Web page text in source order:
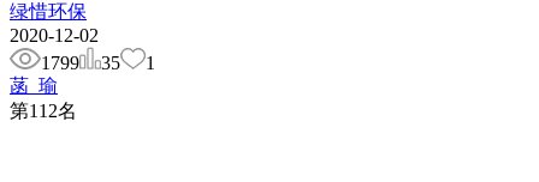
绿惜环保
2020-12-02
1799
35
1
菡_瑜
第112名